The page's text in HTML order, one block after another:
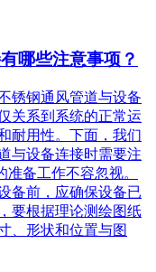
哪些注意事项？
锈钢通风管道与设备
关系到系统的正常运
耐用性。下面，我们
与设备连接时需要注
备工作不容忽视。
备前，应确保设备已
要根据理论测绘图纸
、形状和位置与图